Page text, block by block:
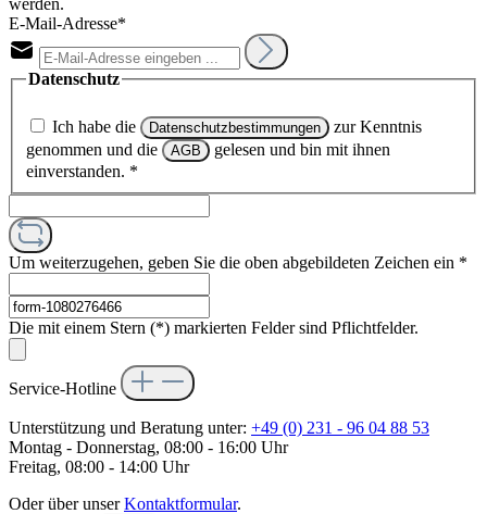
werden.
E-Mail-Adresse*
Datenschutz
Ich habe die Datenschutzbestimmungen
zur Kenntnis
genommen und die
AGB
gelesen und bin mit ihnen
einverstanden. *
Um weiterzugehen, geben Sie die oben abgebildeten Zeichen ein *
Die mit einem Stern (*) markierten Felder sind Pflichtfelder.
Service-Hotline
Unterstützung und Beratung unter: +49 (0) 231 - 96 04 88 53
Montag - Donnerstag, 08:00 - 16:00 Uhr
Freitag, 08:00 - 14:00 Uhr
Oder über unserKontaktformular.